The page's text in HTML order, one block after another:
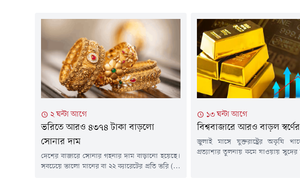
২ ঘন্টা আগে
ভরিতে আরও ৪৩৭৪ টাকা বাড়লো
সোনার দাম
দেশের বাজারে সোনার গহনার দাম বাড়ানো হয়েছে।
সবচেয়ে ভালো মানের বা ২২ ক্যারেটের প্রতি ভরি (১১
১৩ ঘন্টা আগে
বিশ্ববাজারে আরও বাড়ল
জুলাই মাসে যুক্তরাষ্ট্রের অকৃষি
প্রত্যাশার তুলনায় কমে যাওয়ায় সুদের